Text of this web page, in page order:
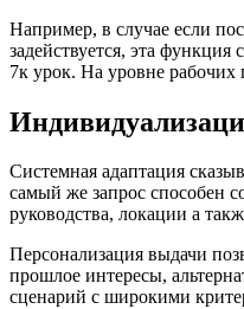
Например, в случае если
задействуется, эта
7к урок. На уровне
Системная адаптация
самый же запрос способен
руководства, локации а
Персонализация выдачи
прошлое интересы,
сценарий с широкими